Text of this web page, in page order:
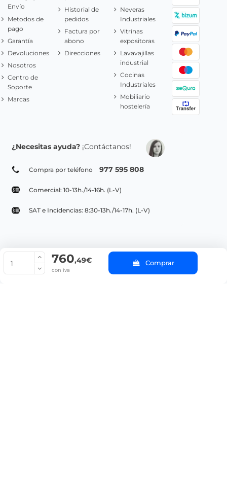
760,49€
con iva
Comprar
Envío
Metodos de
pago
Garantía
Devoluciones
Nosotros
Centro de
Soporte
Marcas
Historial de
pedidos
Factura por
abono
Direcciones
Neveras
Industriales
Vitrinas
expositoras
Lavavajillas
industrial
Cocinas
Industriales
Mobiliario
hostelería
¿Necesitas ayuda? ¡Contáctanos!
Compra por teléfono 977 595 808
Comercial: 10-13h./14-16h. (L-V)
SAT e Incidencias: 8:30-13h./14-17h. (L-V)
© Copyright 2022 PepeBar.com |
Aviso legal y
Condiciones generales de compra |